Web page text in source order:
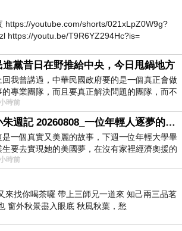
https://youtube.com/shorts/021xLpZ0W9g?
https://youtu.be/T9R6YZ294Hc?is=
進黨昔日在野推給中央，今日甩鍋地方
回我曾講過，中華民國政府要的是一個真正會做
的專業團隊，而且要真正解決問題的團隊，而不
只會到處甩鍋的雙標團隊，最近民進黨
時前
小朱週記 20260808_一位年輕人逐夢的真實故事
是一個真實又美麗的故事，下週一位年輕大學畢
生要去實現她的美國夢，在沒有家裡經濟奧援的
況下，靠著自我努力工作累積出國基
時前
來找你喝茶囉 帶上三師兄一道來 知己兩三品茗
窗外秋景盡入眼底 秋風秋葉，愁